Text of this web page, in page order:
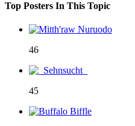
Top Posters In This Topic
46
45